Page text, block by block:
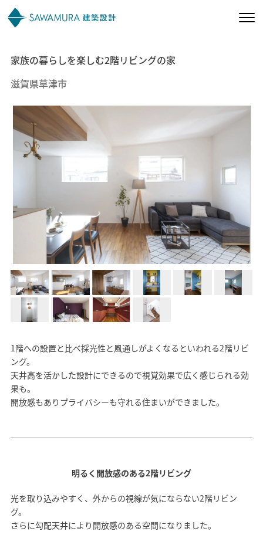
私たちの想い
お客様の声
会社案内
オーナー様向け
モデルハウス イベント参加
資料請求
家族の暮らしを楽しむ2階リビングの家
滋賀県草津市
1階への設置と比べ採光性と風通しがよくなるといわれる2階リビ
ング。
天井高を活かした設計にできるので視覚効果で広く感じられる効
果も。
開放感もありプライバシーも守れる住まいができました。
明るく開放感のある2階リビング
光を取り込みやすく、外からの視線が気にならない2階リビン
グ。
さらに勾配天井により開放感のある空間になりました。